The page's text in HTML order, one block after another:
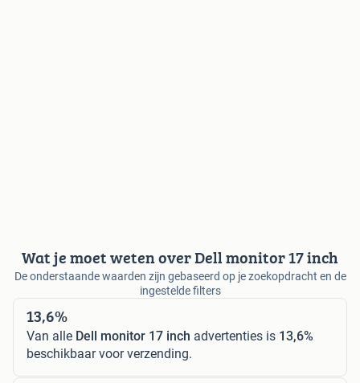
Wat je moet weten over Dell monitor 17 inch
De onderstaande waarden zijn gebaseerd op je zoekopdracht en de
ingestelde filters
13,6%
Van alle Dell monitor 17 inch advertenties is 13,6%
beschikbaar voor verzending.